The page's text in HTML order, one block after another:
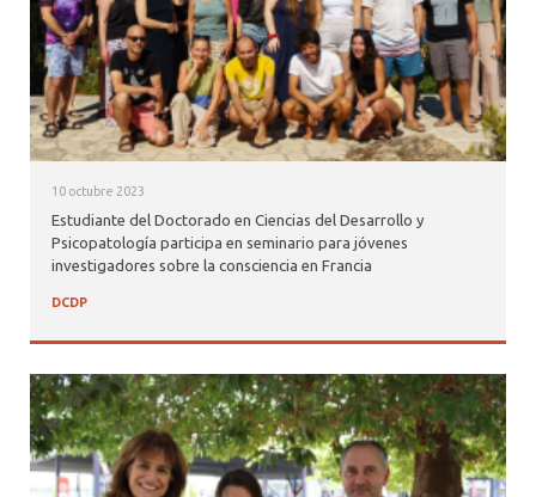
10 octubre 2023
Estudiante del Doctorado en Ciencias del Desarrollo y
Psicopatología participa en seminario para jóvenes
investigadores sobre la consciencia en Francia
DCDP